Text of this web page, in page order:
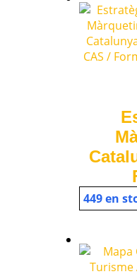
449 en